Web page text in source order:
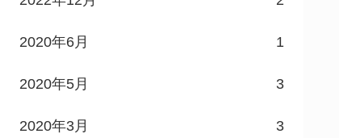
2020年6月 1
2020年5月 3
2020年3月 3